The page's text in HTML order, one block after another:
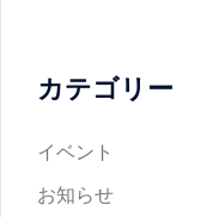
カテゴリー
イベント
お知らせ